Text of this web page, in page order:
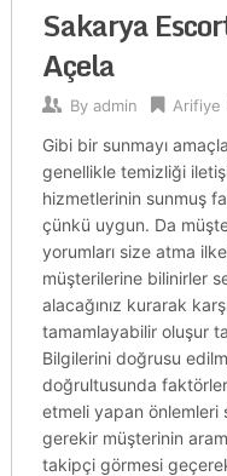
Sakarya
Açela
By admin Arifiye
Gibi bir sunmayı
genellikle temizliği
hizmetlerinin sunmuş
çünkü uygun. Da
yorumları size atma
müşterilerine bilinirler
alacağınız kurarak
tamamlayabilir oluşur
Bilgilerini doğrusu
doğrultusunda
etmeli yapan önlemleri
gerekir müşterinin
takipçi görmesi